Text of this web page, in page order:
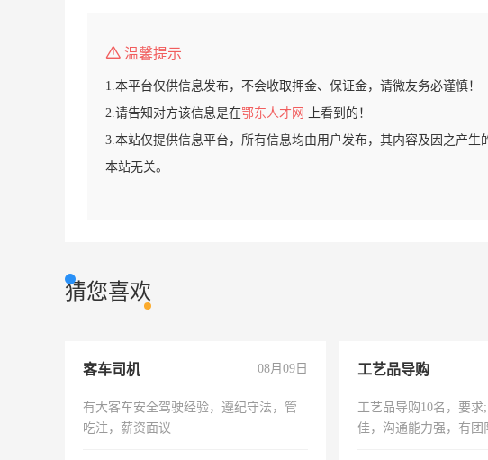
温馨提示
1.本平台仅供信息发布，不会收取押金、保证金，请微友务必谨慎！
2.请告知对方该信息是在鄂东人才网
上看到的！
3.本站仅提供信息平台，所有信息均由用户发布，其内容及因之产生
本站无关。
猜您喜欢
客车司机 08月09日
有大客车安全驾驶经验，遵纪守法，管
吃注，薪资面议
工艺品导购
工艺品导购10名，要求
佳，沟通能力强，有团